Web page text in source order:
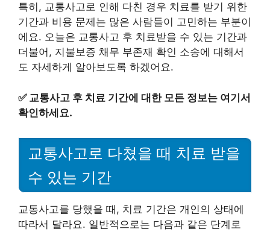
특히, 교통사고로 인해 다친 경우 치료를 받기 위한
기간과 비용 문제는 많은 사람들이 고민하는 부분이
에요. 오늘은 교통사고 후 치료받을 수 있는 기간과
더불어, 지불보증 채무 부존재 확인 소송에 대해서
도 자세하게 알아보도록 하겠어요.
✅ 교통사고 후 치료 기간에 대한 모든 정보는 여기서
확인하세요.
교통사고로 다쳤을 때 치료 받을
수 있는 기간
교통사고를 당했을 때, 치료 기간은 개인의 상태에
따라서 달라요. 일반적으로는 다음과 같은 단계로